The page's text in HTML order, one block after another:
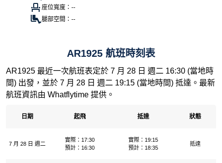
座位寬度：--
腿部空間：--
AR1925 航班時刻表
AR1925 最近一次航班表定於 7 月 28 日 週二 16:30 (當地時
間) 出發，並於 7 月 28 日 週二 19:15 (當地時間) 抵達。最新
航班資訊由 Whatflytime 提供。
日期 起飛 抵達 狀態
7 月 28 日 週二
實際：17:30
預計：16:30
實際：19:15
預計：18:35
抵達